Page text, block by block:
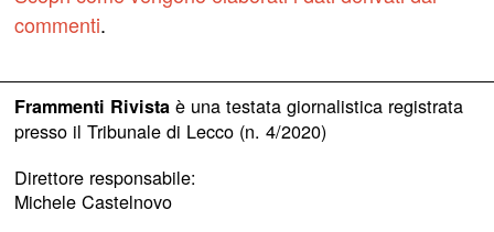
commenti.
Frammenti Rivistaè una testata giornalistica registrata
presso il Tribunale di Lecco (n. 4/2020)
Direttore responsabile:
Michele Castelnovo